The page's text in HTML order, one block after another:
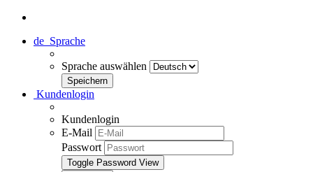
de Sprache
Sprache auswählen
Kundenlogin
Kundenlogin
E-Mail
Passwort
Toggle Password View